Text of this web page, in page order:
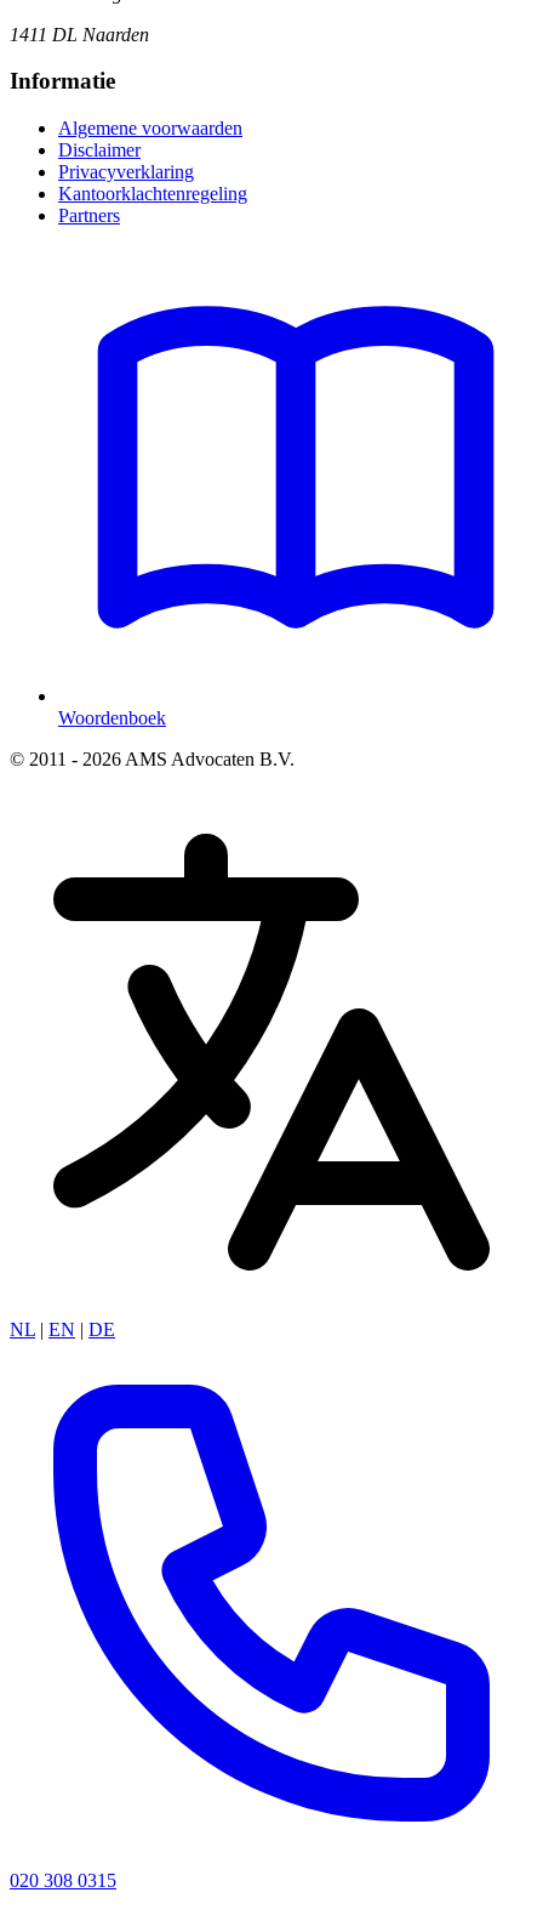
1411 DL Naarden
Informatie
Algemene voorwaarden
Disclaimer
Privacyverklaring
Kantoorklachtenregeling
Partners
Woordenboek
© 2011 - 2026 AMS Advocaten B.V.
NL | EN | DE
020 308 0315